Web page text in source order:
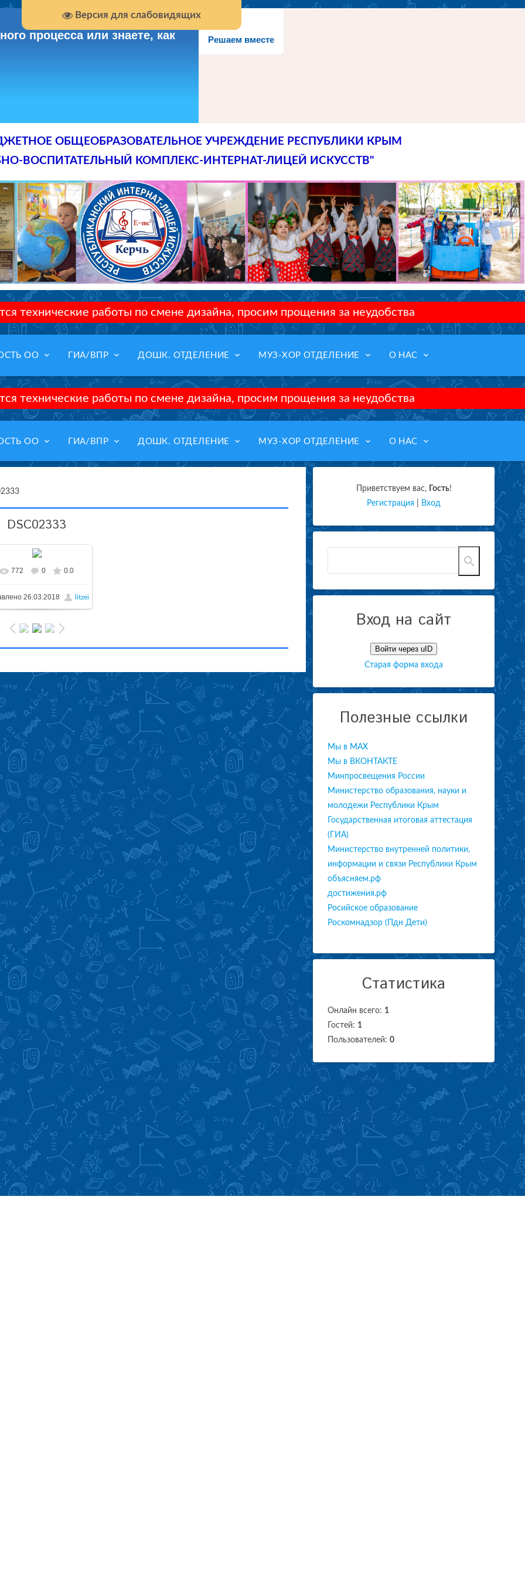
Версия для слабовидящих
Решаем вместе
процесса или знаете, как
ОБЩЕОБРАЗОВАТЕЛЬНОЕ УЧРЕЖДЕНИЕ РЕСПУБЛИКИ КРЫМ
ВОСПИТАТЕЛЬНЫЙ КОМПЛЕКС-ИНТЕРНАТ-ЛИЦЕЙ ИСКУССТВ"
технические работы по смене дизайна, просим прощения за неудобства
ОО keyboard_arrow_down ГИА/ВПР keyboard_arrow_down ДОШК. ОТДЕЛЕНИЕ keyboard_arrow_down МУЗ-ХОР ОТДЕЛЕНИЕ keyboard_arrow_down О НАС keyboard_arrow_down
технические работы по смене дизайна, просим прощения за неудобства
ОО keyboard_arrow_down ГИА/ВПР keyboard_arrow_down ДОШК. ОТДЕЛЕНИЕ keyboard_arrow_down МУЗ-ХОР ОТДЕЛЕНИЕ keyboard_arrow_down О НАС keyboard_arrow_down
DSC02333
772 0 0.0
26.03.2018 litzei
Приветствуем вас, Гость!
Регистрация
Вход
Вход на сайт
Войти через uID
Старая форма входа
Полезные ссылки
Мы в МАХ
Мы в ВКОНТАКТЕ
Минпросвещения России
Министерство образования, науки и
молодежи Республики Крым
Государственная итоговая аттестация
(ГИА)
Министерство внутренней политики,
информации и связи Республики Крым
объясняем.рф
достижения.рф
Росийское образование
Роскомнадзор (Пдн Дети)
Статистика
Онлайн всего: 1
Гостей: 1
Пользователей: 0